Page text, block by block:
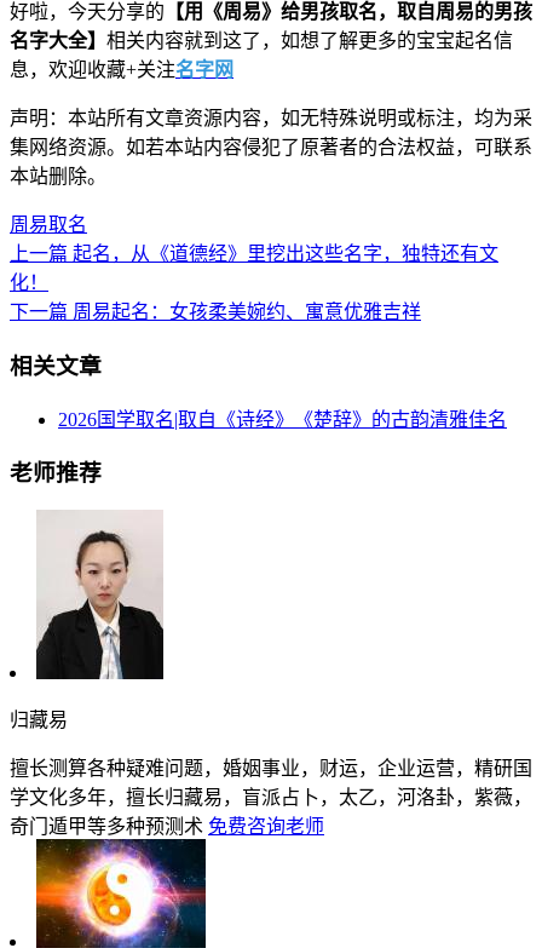
好啦，今天分享的 【用《周易》给男孩取名，取自周易的男孩
名字大全】 相关内容就到这了，如想了解更多的宝宝起名信
息，欢迎收藏+关注名字网
声明：本站所有文章资源内容，如无特殊说明或标注，均为采
集网络资源。如若本站内容侵犯了原著者的合法权益，可联系
本站删除。
周易取名
上一篇 起名，从《道德经》里挖出这些名字，独特还有文
化！
下一篇 周易起名：女孩柔美婉约、寓意优雅吉祥
相关文章
2026国学取名|取自《诗经》《楚辞》的古韵清雅佳名
老师推荐
归藏易
擅长测算各种疑难问题，婚姻事业，财运，企业运营，精研国
学文化多年，擅长归藏易，盲派占卜，太乙，河洛卦，紫薇，
奇门遁甲等多种预测术 免费咨询老师